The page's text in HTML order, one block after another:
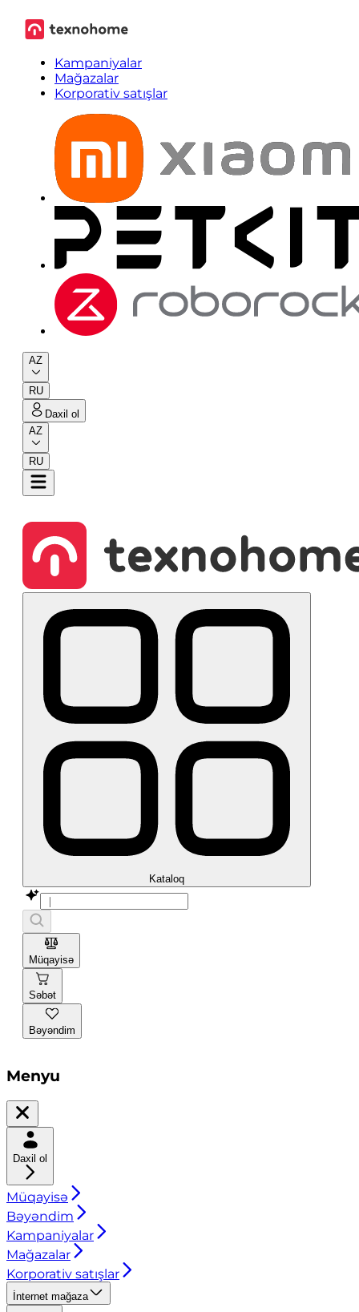
Kampaniyalar
Mağazalar
Korporativ satışlar
AZ
RU
Daxil ol
AZ
RU
Kataloq
Müqayisə
Səbət
Bəyəndim
Menyu
Daxil ol
Müqayisə
Bəyəndim
Kampaniyalar
Mağazalar
Korporativ satışlar
İnternet mağaza